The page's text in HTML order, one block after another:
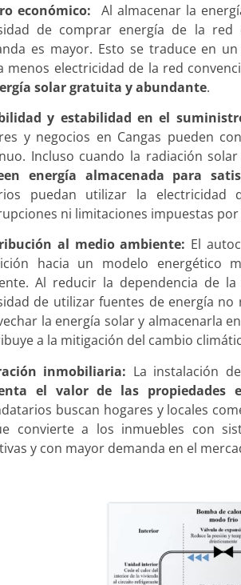
económico: Al almacenar la
de comprar energía de la
es mayor. Esto se traduce en
menos electricidad de la red
solar gratuita y abundante.
y estabilidad en el
y negocios en Cangas pueden
Incluso cuando la radiación
energía almacenada para
puedan utilizar la electricidad
ni limitaciones impuestas
al medio ambiente: El
hacia un modelo energético
Al reducir la dependencia de
de utilizar fuentes de energía
la energía solar y almacenarla
a la mitigación del cambio
inmobiliaria: La instalación
el valor de las propiedades
buscan hogares y locales
convierte a los inmuebles con
y con mayor demanda en el